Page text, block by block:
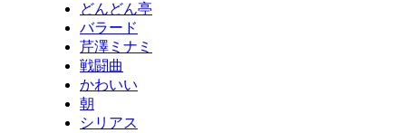
どんどん亭
バラード
芹澤ミナミ
戦闘曲
かわいい
朝
シリアス